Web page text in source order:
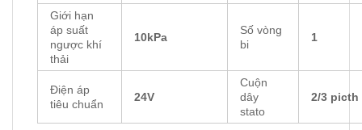
Giới hạn
áp suất
ngược khí
thải
10kPa
Số vòng
bi
1
Điện áp
tiêu chuẩn
24V
Cuộn
dây
stato
2/3 picth